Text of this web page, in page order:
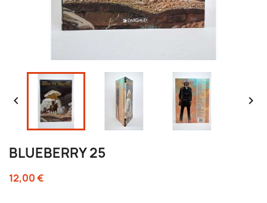
 
BLUEBERRY 25
12,00 €